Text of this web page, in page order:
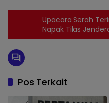
Upacara Serah
Napak Tilas
Gunungkidul
Pos Terkait